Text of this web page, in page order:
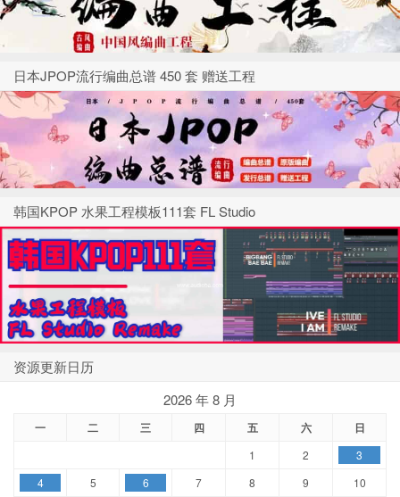
日本JPOP流行编曲总谱 450 套 赠送工程
韩国KPOP 水果工程模板111套 FL Studio
资源更新日历
2026 年 8 月
一 二 三 四 五 六 日
1 2
3
4
5 6 7 8 9
10